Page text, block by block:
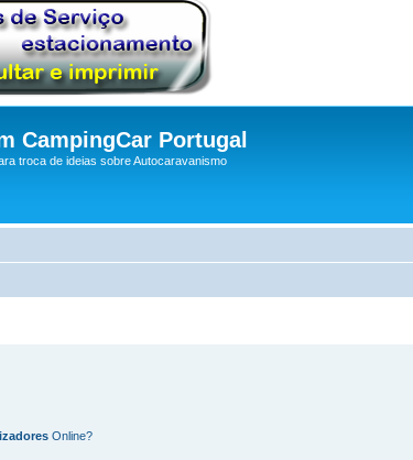
CampingCar Portugal
troca de ideias sobre Autocaravanismo
Online?